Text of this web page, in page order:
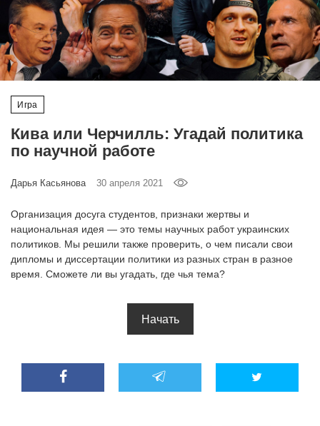
Игра
Кива или Черчилль: Угадай политика
по научной работе
Дарья Касьянова 30 апреля 2021
Организация досуга студентов, признаки жертвы и
национальная идея — это темы научных работ украинских
политиков. Мы решили также проверить, о чем писали свои
дипломы и диссертации политики из разных стран в разное
время. Сможете ли вы угадать, где чья тема?
Начать